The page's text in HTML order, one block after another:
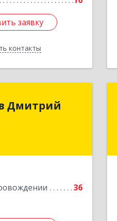
заявку
контакты
заявку
Дмитрий
36
Дмитрий
Евгеньевич